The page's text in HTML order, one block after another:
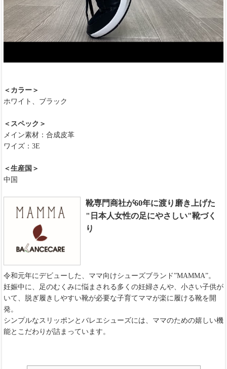
＜カラー＞
ホワイト、ブラック
＜スペック＞
メイン素材：合成皮革
ワイズ：3E
＜生産国＞
中国
靴専門商社が60年に渡り磨き上げた
"日本人女性の足にやさしい"靴づく
り
令和元年にデビューした、ママ向けシューズブランド”MAMMA”。
妊娠中に、足のむくみに悩まされる多くの妊婦さんや、小さい子供が
いて、脱ぎ履きしやすい靴が必要な子育てママが楽に履ける靴を開
発。
シンプルなスリッポンとバレエシューズには、ママのための嬉しい機
能とこだわりが詰まっています。